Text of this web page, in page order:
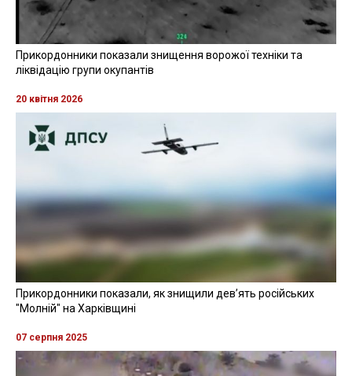
Прикордонники показали знищення ворожої техніки та
ліквідацію групи окупантів
20 квітня 2026
Прикордонники показали, як знищили девʼять російських
"Молній" на Харківщині
07 серпня 2025